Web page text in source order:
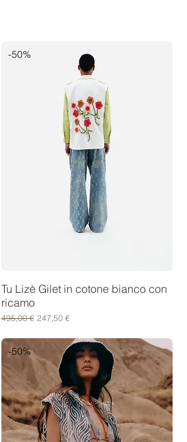
-50%
Tu Lizè Gilet in cotone bianco con
ricamo
Prezzo regolare
495,00 € Prezzo scontato
247,50 €
-50%